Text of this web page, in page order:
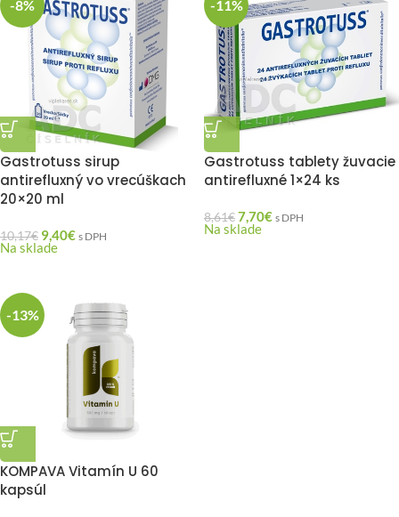
-8%
Gastrotuss sirup
antirefluxný vo vrecúškach
20×20 ml
10,17€ 9,40€ s DPH
Na sklade
-11%
Gastrotuss tablety žuvacie
antirefluxné 1×24 ks
8,61€7,70€ s DPH
Na sklade
-13%
KOMPAVA Vitamín U 60
kapsúl